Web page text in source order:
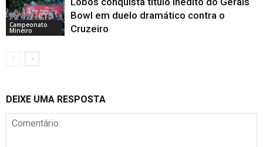
Campeonato
Mineiro
Bowl em duelo dramático contra o
Cruzeiro
DEIXE UMA RESPOSTA